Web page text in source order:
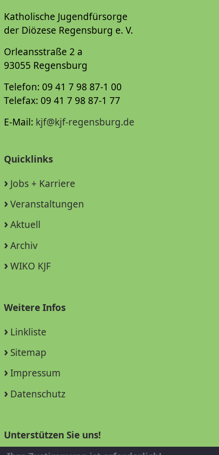
Katholische Jugendfürsorge
der Diözese Regensburg e. V.
Orleansstraße 2 a
93055 Regensburg
Telefon: 09 41 7 98 87-1 00
Telefax: 09 41 7 98 87-1 77
E-Mail: kjf@kjf-regensburg.de
Quicklinks
Jobs + Karriere
Veranstaltungen
Aktuell
Archiv
WIKO KJF
Weitere Infos
Linkliste
Sitemap
Impressum
Datenschutz
Unterstützen Sie uns!